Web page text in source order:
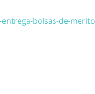
bolsas-de-